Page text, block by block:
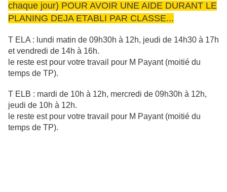
chaque jour) POUR AVOIR UNE AIDE DURANT LE
PLANING DEJA ETABLI PAR CLASSE...
T ELA : lundi matin de 09h30h à 12h, jeudi de 14h30 à 17h
et vendredi de 14h à 16h.
le reste est pour votre travail pour M Payant (moitié du
temps de TP).
T ELB : mardi de 10h à 12h, mercredi de 09h30h à 12h,
jeudi de 10h à 12h.
le reste est pour votre travail pour M Payant (moitié du
temps de TP).